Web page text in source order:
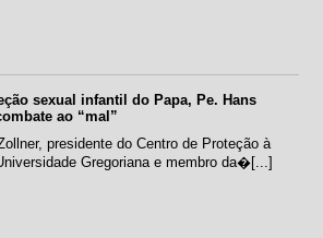
sexual infantil do Papa, Pe. Hans
ao “mal”
presidente do Centro de Proteção à
Gregoriana e membro da�[...]